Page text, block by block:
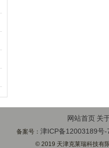
网站首页 关
备案号：津ICP备12003189号-
© 2019 天津克莱瑞科技有